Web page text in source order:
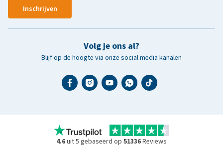
Inschrijven
Volg je ons al?
Blijf op de hoogte via onze social media kanalen
4.6uit 5 gebaseerd op 51336Reviews